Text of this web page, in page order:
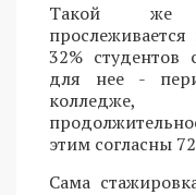
Такой же
32% студентов
для нее -
этим согласны
Сама